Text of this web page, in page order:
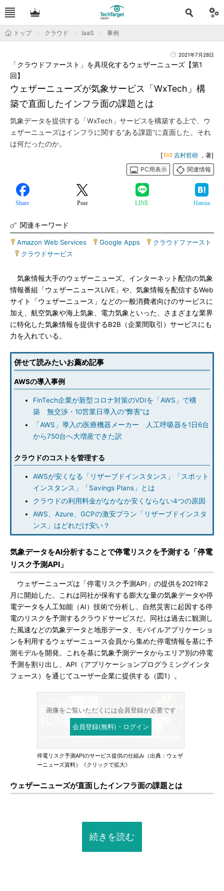
トップ クラウド IaaS 事例
2021年7月28日
ウェザーニューズが気象サービス「WxTech」構
築で直面したインフラ面の課題とは
「クラウドファースト」を具現化するウェザーニューズ【第1
回】
気象データを提供する「WxTech」サービスを構築する上で、ウ
ェザーニューズはインフラに関する“ある課題”に直面した。それ
は何だったのか。
[ 吉村哲樹 ，著]
PC用表示
関連情報
Share Post LINE Hatena
関連キーワード
Amazon Web Services Google Apps
クラウドファースト
クラウドサービス
気象情報大手のウェザーニューズ。インターネット配信の気象
情報番組「ウェザーニュースLiVE」や、気象情報を配信するWeb
サイト「ウェザーニュース」などの一般消費者向けのサービスに
加え、航空気象や海上気象、電力気象といった、さまざまな業界
に特化した気象情報を提供するB2B（企業間取引）サービスにも
力を入れている。
併せて読みたいお薦め記事
AWSの導入事例
FinTech企業が新型コロナ対策のVDIを「AWS」で構
築 無交渉・10営業日導入の“弊害”は
「AWS」導入の医療機器メーカー 人工呼吸器を1日6台
から750台へ大増産できた訳
クラウドのコストを管理する
AWSが安くなる「リザーブドインスタンス」「スポット
インスタンス」「Savings Plans」とは
クラウドの利用料金がなかなか安くならない4つの原因
AWS、Azure、GCPの激安プラン「リザーブドインスタ
ンス」はどれだけ安い？
気象データをAI分析することで停電リスクを予測する「停電
リスク予測API」
ウェザーニューズは「停電リスク予測API」の提供を2021年2
月に開始した。これは同社が保有する膨大な量の気象データや停
電データを人工知能（AI）技術で分析し、自然災害に起因する停
電のリスクを予測するクラウドサービスだ。同社は過去に観測し
た風速などの気象データと地形データ、モバイルアプリケーショ
ンを利用するウェザーニュース会員から集めた停電情報を基に予
測モデルを開発。これを基に気象予測データからエリア別の停電
予測を割り出し、API（アプリケーションプログラミングインタ
フェース）を通じてユーザー企業に提供する（図1）。
画像をご覧いただくには会員登録が必要です
会員登録(無料)・ログイン
停電リスク予測APIのサービス提供の仕組み（出典：ウェザ
ーニューズ資料）《クリックで拡大》
ウェザーニューズが直面したインフラ面の課題とは
続きを読む